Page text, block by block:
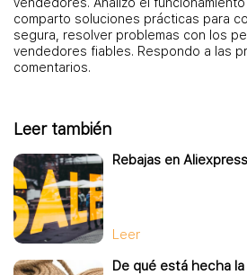
comparto soluciones prácticas para
segura, resolver problemas con los
vendedores fiables. Respondo a las
comentarios.
Leer también
Rebajas en
Leer
De qué está hecha